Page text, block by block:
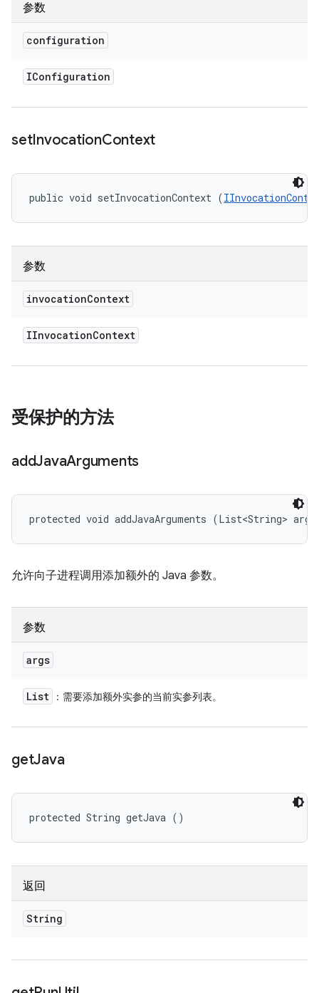
参数
configuration
IConfiguration
setInvocationContext
public void setInvocationContext (
参数
invocationContext
IInvocationContext
受保护的方法
addJavaArguments
protected void addJavaArguments (List<String>
允许向子进程调用添加额外的 Java 参数。
参数
args
List ：需要添加额外实参的当前实参列表。
getJava
protected String getJava ()
返回
String